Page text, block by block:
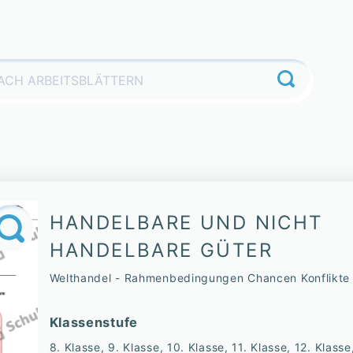
HANDELBARE UND NICHT
HANDELBARE GÜTER
Welthandel - Rahmenbedingungen Chancen Konflikte
Klassenstufe
8. Klasse, 9. Klasse, 10. Klasse, 11. Klasse, 12.